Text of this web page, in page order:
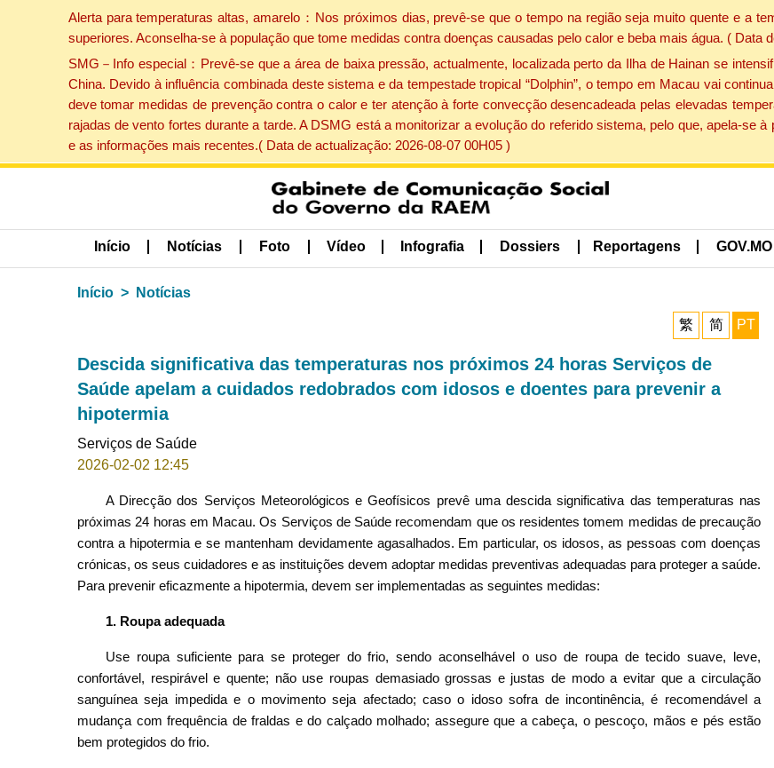
Alerta para temperaturas altas, amarelo：Nos próximos dias, prevê-se que o tempo na região seja muito quente e a
superiores. Aconselha-se à população que tome medidas contra doenças causadas pelo calor e beba mais água. ( Data
SMG－Info especial：Prevê-se que a área de baixa pressão, actualmente, localizada perto da Ilha de Hainan se
China. Devido à influência combinada deste sistema e da tempestade tropical “Dolphin”, o tempo em Macau vai
deve tomar medidas de prevenção contra o calor e ter atenção à forte convecção desencadeada pelas elevadas
rajadas de vento fortes durante a tarde. A DSMG está a monitorizar a evolução do referido sistema, pelo que, apela-se
e as informações mais recentes.( Data de actualização: 2026-08-07 00H05 )
Início Notícias Foto Vídeo Infografia Dossiers Reportagens GOV.MO
Início Notícias
繁 简 PT
Descida significativa das temperaturas nos próximos 24 horas Serviços de
Saúde apelam a cuidados redobrados com idosos e doentes para prevenir a
hipotermia
Serviços de Saúde
2026-02-02 12:45
A Direcção dos Serviços Meteorológicos e Geofísicos prevê uma descida significativa das temperaturas nas
próximas 24 horas em Macau. Os Serviços de Saúde recomendam que os residentes tomem medidas de precaução
contra a hipotermia e se mantenham devidamente agasalhados. Em particular, os idosos, as pessoas com doenças
crónicas, os seus cuidadores e as instituições devem adoptar medidas preventivas adequadas para proteger a saúde.
Para prevenir eficazmente a hipotermia, devem ser implementadas as seguintes medidas:
1. Roupa adequada
Use roupa suficiente para se proteger do frio, sendo aconselhável o uso de roupa de tecido suave, leve,
confortável, respirável e quente; não use roupas demasiado grossas e justas de modo a evitar que a circulação
sanguínea seja impedida e o movimento seja afectado; caso o idoso sofra de incontinência, é recomendável a
mudança com frequência de fraldas e do calçado molhado; assegure que a cabeça, o pescoço, mãos e pés estão
bem protegidos do frio.